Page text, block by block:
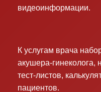
видеоинформации.
К услугам врача
акушера-гинеколога,
тест-листов,
пациентов.